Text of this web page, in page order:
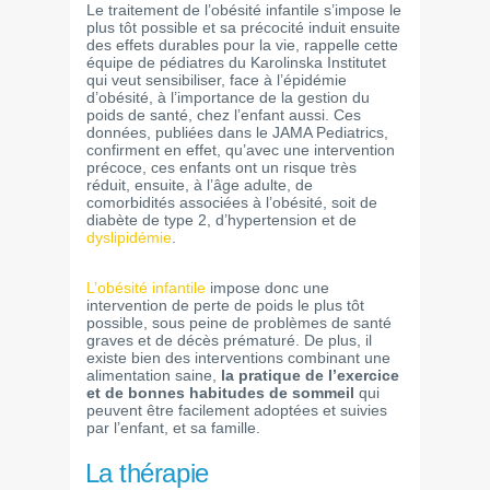
Le traitement de l’obésité infantile s’impose le
plus tôt possible et sa précocité induit ensuite
des effets durables pour la vie, rappelle cette
équipe de pédiatres du Karolinska Institutet
qui veut sensibiliser, face à l’épidémie
d’obésité, à l’importance de la gestion du
poids de santé, chez l’enfant aussi. Ces
données, publiées dans le JAMA Pediatrics,
confirment en effet, qu’avec une intervention
précoce, ces enfants ont un risque très
réduit, ensuite, à l’âge adulte, de
comorbidités associées à l’obésité, soit de
diabète de type 2, d’hypertension et de
dyslipidémie.
L’obésité infantile impose donc une
intervention de perte de poids le plus tôt
possible, sous peine de problèmes de santé
graves et de décès prématuré. De plus, il
existe bien des interventions combinant une
alimentation saine, la pratique de l’exercice
et de bonnes habitudes de sommeil qui
peuvent être facilement adoptées et suivies
par l’enfant, et sa famille.
La thérapie